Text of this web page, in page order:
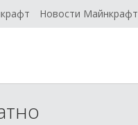
Новости Майнкрафт